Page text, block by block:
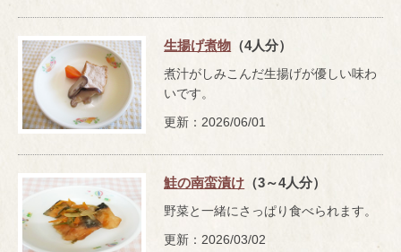
生揚げ煮物 （4人分）
煮汁がしみこんだ生揚げが優しい味わ
いです。
更新：2026/06/01
鮭の南蛮漬け （3～4人分）
野菜と一緒にさっぱり食べられます。
更新：2026/03/02